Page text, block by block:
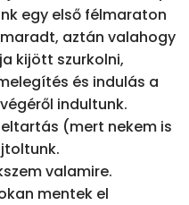
egy első félmaraton
aztán valahogy
kijött szurkolni,
és indulás a
indultunk.
(mert nekem is
valamire.
mentek el